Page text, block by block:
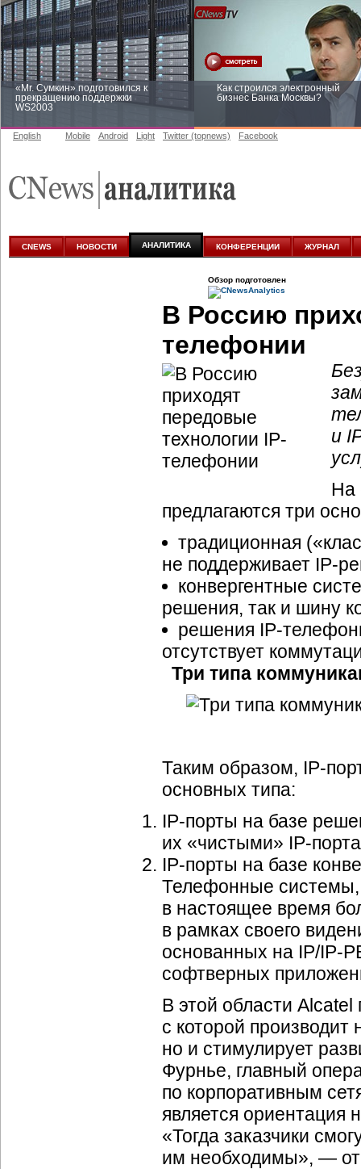
«Mr. Сумкин» подготовился к
прекращению поддержки
WS2003
Как строился электронный
бизнес Банка Москвы?
аналитике
English Mobile Android Light Twitter (topnews) Facebook
CNEWS НОВОСТИ АНАЛИТИКА КОНФЕРЕНЦИИ ЖУРНАЛ
Обзор подготовлен
В Россию
телефонии
и
На
предлагаются три
традиционная
не поддерживает IP-
конвергентные
решения, так и шину
решения IP-
отсутствует
Три типа
Таким образом, IP-
основных типа:
IP-порты на базе
их «чистыми» IP-
IP-порты на базе
Телефонные системы,
в настоящее время
в рамках своего
основанных на IP/IP-
софтверных
В этой области Alcatel
с которой
но и стимулирует
Фурнье, главный
по корпоративным
является ориентация
«Тогда заказчики
им необходимы», —